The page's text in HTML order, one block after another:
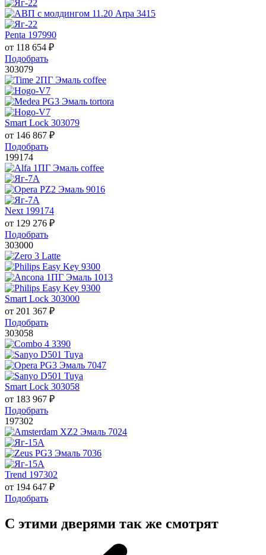
Penta 197990
от 118 654 ₽
Подобрать
303079
Smart Lock 303079
от 146 867 ₽
Подобрать
199174
Next 199174
от 129 276 ₽
Подобрать
303000
Smart Lock 303000
от 201 367 ₽
Подобрать
303058
Smart Lock 303058
от 183 967 ₽
Подобрать
197302
Trend 197302
от 194 647 ₽
Подобрать
С этими дверями так же смотрят